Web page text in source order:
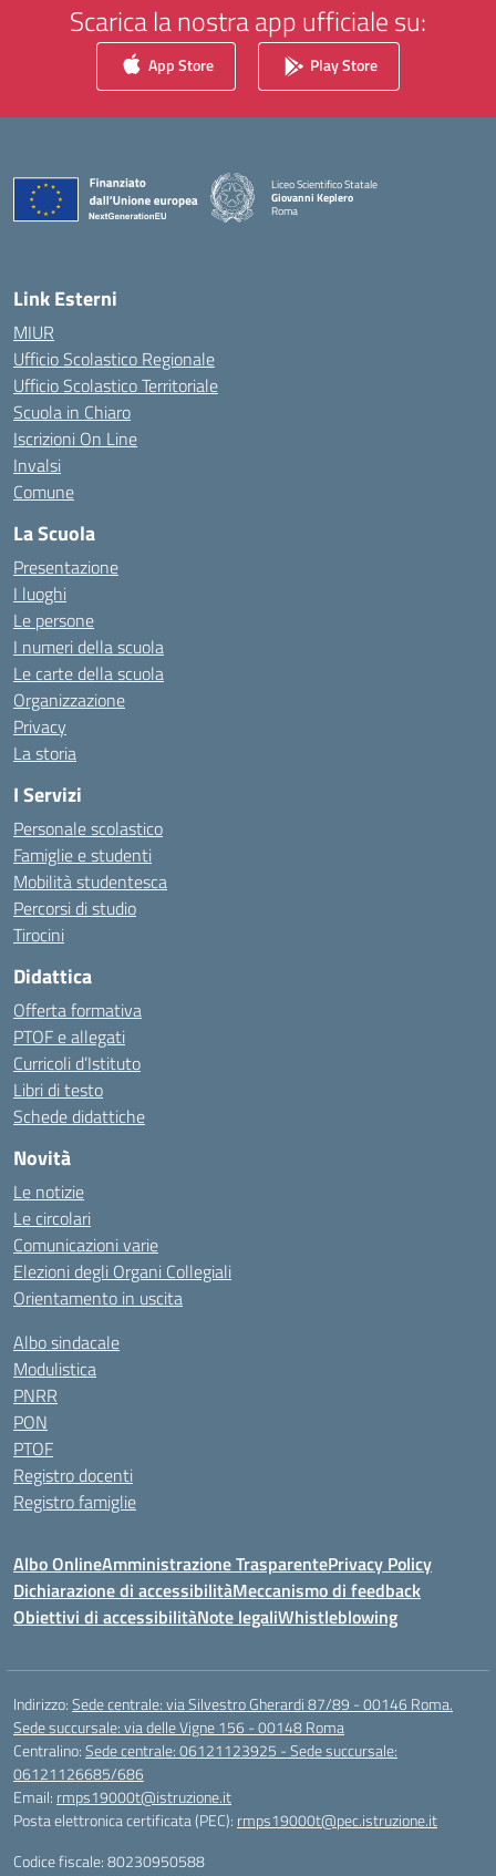
Scarica la nostra app ufficiale su:
App Store Play Store
Liceo Scientifico Statale
Giovanni Keplero
Roma
Link Esterni
MIUR
Ufficio Scolastico Regionale
Ufficio Scolastico Territoriale
Scuola in Chiaro
Iscrizioni On Line
Invalsi
Comune
La Scuola
Presentazione
I luoghi
Le persone
I numeri della scuola
Le carte della scuola
Organizzazione
Privacy
La storia
I Servizi
Personale scolastico
Famiglie e studenti
Mobilità studentesca
Percorsi di studio
Tirocini
Didattica
Offerta formativa
PTOF e allegati
Curricoli d’Istituto
Libri di testo
Schede didattiche
Novità
Le notizie
Le circolari
Comunicazioni varie
Elezioni degli Organi Collegiali
Orientamento in uscita
Albo sindacale
Modulistica
PNRR
PON
PTOF
Registro docenti
Registro famiglie
Albo OnlineAmministrazione TrasparentePrivacy Policy
Dichiarazione di accessibilitàMeccanismo di feedback
Obiettivi di accessibilitàNote legaliWhistleblowing
Indirizzo:Sede centrale: via Silvestro Gherardi 87/89 - 00146 Roma.
Sede succursale: via delle Vigne 156 - 00148 Roma
Centralino:Sede centrale: 06121123925 - Sede succursale:
06121126685/686
Email: rmps19000t@istruzione.it
Posta elettronica certificata (PEC): rmps19000t@pec.istruzione.it
Codice fiscale: 80230950588